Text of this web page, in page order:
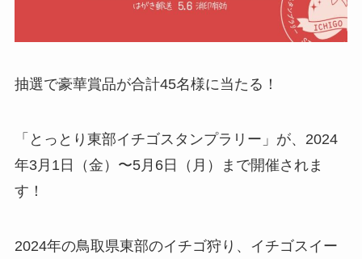
抽選で豪華賞品が合計45名様に当たる！
「とっとり東部イチゴスタンプラリー」が、2024
年3月1日（金）〜5月6日（月）まで開催されま
す！
2024年の鳥取県東部のイチゴ狩り、イチゴスイー